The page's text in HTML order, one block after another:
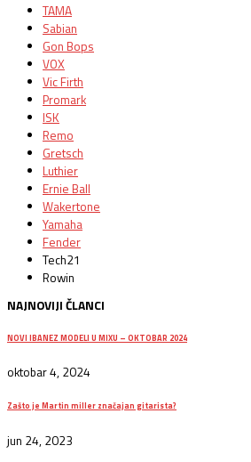
TAMA
Sabian
Gon Bops
VOX
Vic Firth
Promark
ISK
Remo
Gretsch
Luthier
Ernie Ball
Wakertone
Yamaha
Fender
Tech21
Rowin
NAJNOVIJI ČLANCI
NOVI IBANEZ MODELI U MIXU – OKTOBAR 2024
oktobar 4, 2024
Zašto je Martin miller značajan gitarista?
jun 24, 2023